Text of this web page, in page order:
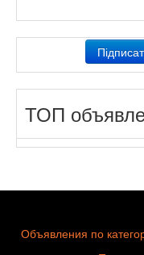
ТОП
Объявления по